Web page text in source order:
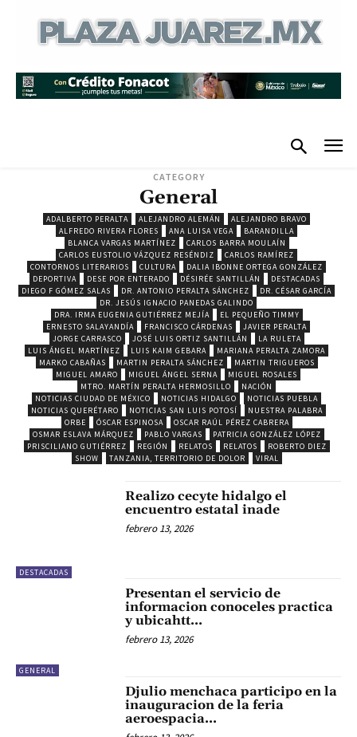
CATEGORY
General
ADALBERTO PERALTA ALEJANDRO ALEMÁN
ALEJANDRO BRAVO
ALFREDO RIVERA FLORES
ANA LUISA VEGA
BARANDILLA
BLANCA VARGAS MARTÍNEZ
CARLOS BARRA MOULAÍN
CARLOS EUSTOLIO VÁZQUEZ RESÉNDIZ
CARLOS RAMÍREZ
CONTORNOS LITERARIOS
CULTURA
DALIA IBONNE ORTEGA GONZÁLEZ
DEPORTIVA
DESE POR ENTERADO DÉSIRÉE SANTILLÁN
DESTACADAS
DIEGO F GÓMEZ SALAS
DR. ANTONIO PERALTA SÁNCHEZ
DR. CÉSAR GARCÍA
DR. JESÚS IGNACIO PANEDAS GALINDO
DRA. IRMA EUGENIA GUTIÉRREZ MEJÍA
EL PEQUEÑO TIMMY
ERNESTO SALAYANDÍA
FRANCISCO CÁRDENAS
JAVIER PERALTA
JORGE CARRASCO
JOSÉ LUIS ORTIZ SANTILLÁN
LA RULETA
LUIS ÁNGEL MARTÍNEZ
LUIS KAIM GEBARA
MARIANA PERALTA ZAMORA
MARKO CABAÑAS
MARTIN PERALTA SÁNCHEZ
MARTIN TRIGUEROS
MIGUEL AMARO
MIGUEL ÁNGEL SERNA
MIGUEL ROSALES
MTRO. MARTÍN PERALTA HERMOSILLO
NACIÓN
NOTICIAS CIUDAD DE MÉXICO
NOTICIAS HIDALGO
NOTICIAS PUEBLA
NOTICIAS QUERÉTARO
NOTICIAS SAN LUIS POTOSÍ
NUESTRA PALABRA
ORBE
ÓSCAR ESPINOSA
OSCAR RAÚL PÉREZ CABRERA
OSMAR ESLAVA MÁRQUEZ
PABLO VARGAS
PATRICIA GONZÁLEZ LÓPEZ
PRISCILIANO GUTIÉRREZ
REGIÓN RELATOS RELATOS
ROBERTO DIEZ
SHOW
TANZANIA, TERRITORIO DE DOLOR VIRAL
DESTACADAS
Realizo cecyte hidalgo el
encuentro estatal inade
febrero 13, 2026
GENERAL
Presentan el servicio de
informacion conoceles practica
y ubicahtt…
febrero 13, 2026
Djulio menchaca participo en la
inauguracion de la feria
aeroespacia…